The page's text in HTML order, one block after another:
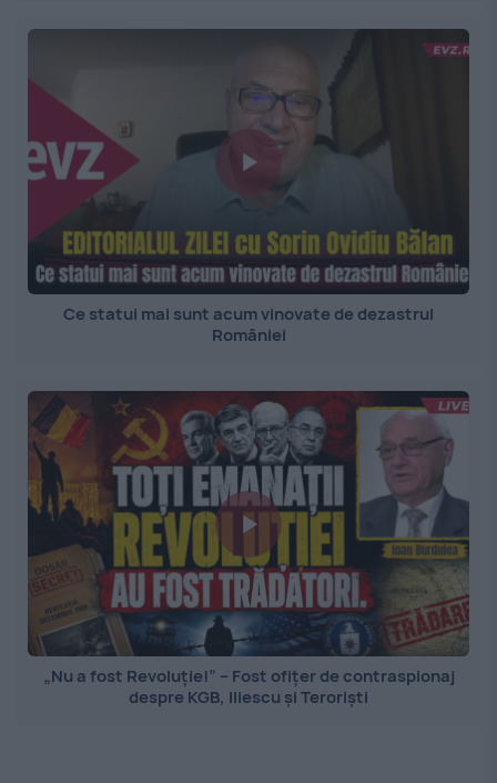
Ce statui mai sunt acum vinovate de dezastrul
României
„Nu a fost Revoluție!” – Fost ofițer de contraspionaj
despre KGB, Iliescu și Teroriști